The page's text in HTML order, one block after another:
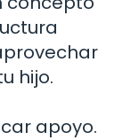
hijo.
apoyo.